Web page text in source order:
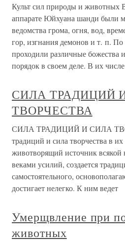
Культ сил природы и животных
аппарате Юйхуана шанди были
ведомства грома, огня, вод,
гор, изгнания демонов и т. п.
проходили различные божества
порядок в своем деле. В их числе
СИЛА ТРАДИЦИЙ
ТВОРЧЕСТВА
СИЛА ТРАДИЦИЙ И СИЛА
традиций и сила творчества в
животворящий источник всякой
веками усилий, создается
самостоятельного,
достигает нелегко. К ним ведет
Умерщвление при
животных